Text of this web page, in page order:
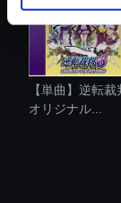
【単曲】逆転裁
オリジナル...